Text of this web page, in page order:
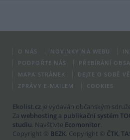
O NÁS NOVINKY NA WEBU
PODPOŘTE NÁS
PŘEBÍRÁNÍ
MAPA STRÁNEK
DEJTE O SOBĚ
ZPRÁVY E-MAILEM
COOKIES
Ekolist.cz je vydáván občanským
Za webhosting a publikační systém
studiu. Navštivte Ecomonitor.
Copyright © BEZK. Copyright © ČTK,